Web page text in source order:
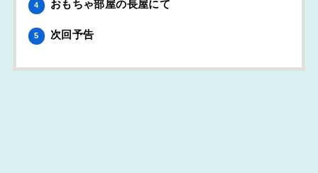
4 おもちゃ部屋の長屋にて
5 次回予告